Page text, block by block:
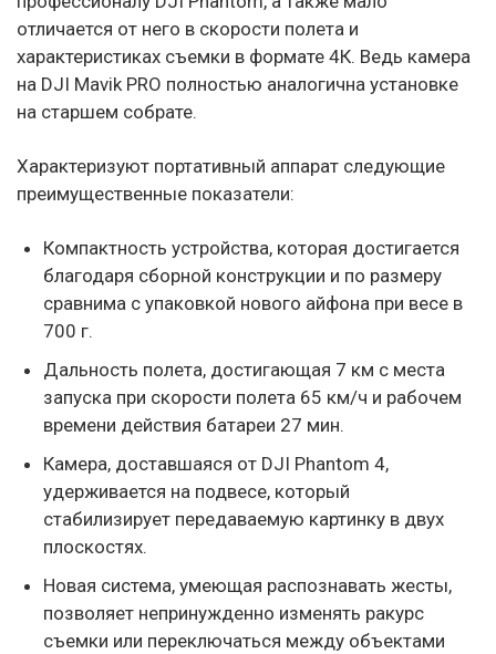
отличается от него в скорости полета и
характеристиках съемки в формате 4К. Ведь камера
на DJI Mavik PRO полностью аналогична установке
на старшем собрате.
Характеризуют портативный аппарат следующие
преимущественные показатели:
Компактность устройства, которая достигается
благодаря сборной конструкции и по размеру
сравнима с упаковкой нового айфона при весе в
700 г.
Дальность полета, достигающая 7 км с места
запуска при скорости полета 65 км/ч и рабочем
времени действия батареи 27 мин.
Камера, доставшаяся от DJI Phantom 4,
удерживается на подвесе, который
стабилизирует передаваемую картинку в двух
плоскостях.
Новая система, умеющая распознавать жесты,
позволяет непринужденно изменять ракурс
съемки или переключаться между объектами